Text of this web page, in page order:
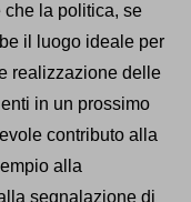
la politica, se
il luogo ideale per
realizzazione delle
in un prossimo
contributo alla
alla
segnalazione di